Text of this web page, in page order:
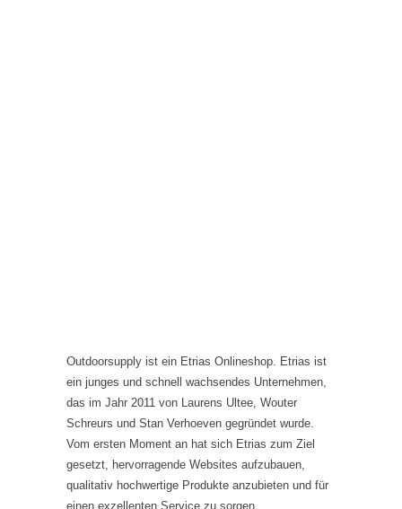
Outdoorsupply ist ein Etrias Onlineshop. Etrias ist
ein junges und schnell wachsendes Unternehmen,
das im Jahr 2011 von Laurens Ultee, Wouter
Schreurs und Stan Verhoeven gegründet wurde.
Vom ersten Moment an hat sich Etrias zum Ziel
gesetzt, hervorragende Websites aufzubauen,
qualitativ hochwertige Produkte anzubieten und für
einen exzellenten Service zu sorgen.